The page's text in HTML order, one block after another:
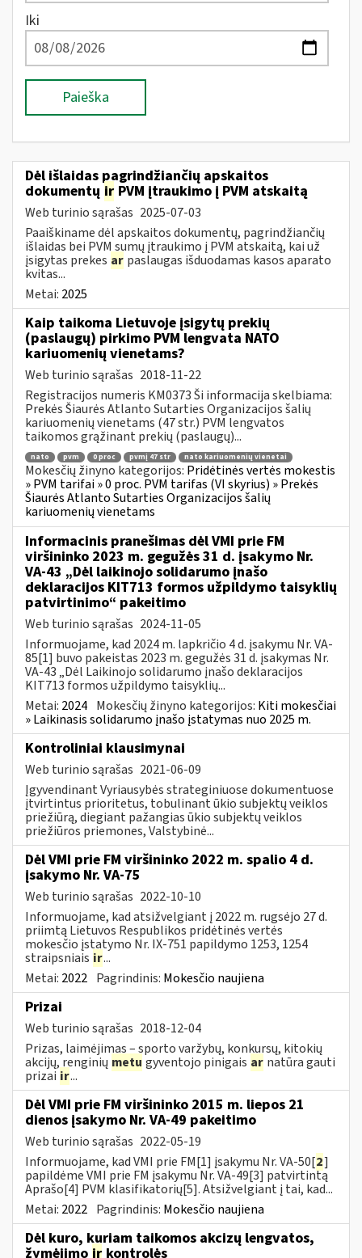
Iki
Paieška
Dėl išlaidas pagrindžiančių apskaitos
dokumentų ir PVM įtraukimo į PVM atskaitą
Web turinio sąrašas 2025-07-03
Paaiškiname dėl apskaitos dokumentų, pagrindžiančių
išlaidas bei PVM sumų įtraukimo į PVM atskaitą, kai už
įsigytas prekes ar paslaugas išduodamas kasos aparato
kvitas...
Metai: 2025
Kaip taikoma Lietuvoje įsigytų prekių
(paslaugų) pirkimo PVM lengvata NATO
kariuomenių vienetams?
Web turinio sąrašas 2018-11-22
Registracijos numeris KM0373 Ši informacija skelbiama:
Prekės Šiaurės Atlanto Sutarties Organizacijos šalių
kariuomenių vienetams (47 str.) PVM lengvatos
taikomos grąžinant prekių (paslaugų)...
nato pvm 0 proc pvmį 47 str nato kariuomenių vienetai
Mokesčių žinyno kategorijos: Pridėtinės vertės mokestis
» PVM tarifai » 0 proc. PVM tarifas (VI skyrius) » Prekės
Šiaurės Atlanto Sutarties Organizacijos šalių
kariuomenių vienetams
Informacinis pranešimas dėl VMI prie FM
viršininko 2023 m. gegužės 31 d. įsakymo Nr.
VA-43 „Dėl laikinojo solidarumo įnašo
deklaracijos KIT713 formos užpildymo taisyklių
patvirtinimo“ pakeitimo
Web turinio sąrašas 2024-11-05
Informuojame, kad 2024 m. lapkričio 4 d. įsakymu Nr. VA-
85[1] buvo pakeistas 2023 m. gegužės 31 d. įsakymas Nr.
VA-43 „Dėl Laikinojo solidarumo įnašo deklaracijos
KIT713 formos užpildymo taisyklių...
Metai: 2024 Mokesčių žinyno kategorijos: Kiti mokesčiai
» Laikinasis solidarumo įnašo įstatymas nuo 2025 m.
Kontroliniai klausimynai
Web turinio sąrašas 2021-06-09
Įgyvendinant Vyriausybės strateginiuose dokumentuose
įtvirtintus prioritetus, tobulinant ūkio subjektų veiklos
priežiūrą, diegiant pažangias ūkio subjektų veiklos
priežiūros priemones, Valstybinė...
Dėl VMI prie FM viršininko 2022 m. spalio 4 d.
įsakymo Nr. VA-75
Web turinio sąrašas 2022-10-10
Informuojame, kad atsižvelgiant į 2022 m. rugsėjo 27 d.
priimtą Lietuvos Respublikos pridėtinės vertės
mokesčio įstatymo Nr. IX-751 papildymo 1253, 1254
straipsniais ir...
Metai: 2022 Pagrindinis: Mokesčio naujiena
Prizai
Web turinio sąrašas 2018-12-04
Prizas, laimėjimas – sporto varžybų, konkursų, kitokių
akcijų, renginių metu gyventojo pinigais ar natūra gauti
prizai ir...
Dėl VMI prie FM viršininko 2015 m. liepos 21
dienos įsakymo Nr. VA-49 pakeitimo
Web turinio sąrašas 2022-05-19
Informuojame, kad VMI prie FM[1] įsakymu Nr. VA-50[2]
papildėme VMI prie FM įsakymu Nr. VA-49[3] patvirtintą
Aprašo[4] PVM klasifikatorių[5]. Atsižvelgiant į tai, kad...
Metai: 2022 Pagrindinis: Mokesčio naujiena
Dėl kuro, kuriam taikomos akcizų lengvatos,
žymėjimo ir kontrolės